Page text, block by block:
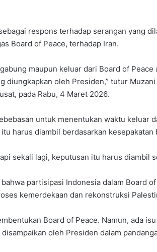
respons terhadap serangan yang
Board of Peace, terhadap Iran.
maupun keluar dari Board of
diungkapkan oleh Presiden,” tutur
pada Rabu, 4 Maret 2026.
untuk menentukan waktu keluar
harus diambil berdasarkan kesepakatan
sekali lagi, keputusan itu harus diambil
partisipasi Indonesia dalam Board
kemerdekaan dan rekonstruksi
Board of Peace. Namun, ada
oleh Presiden dalam